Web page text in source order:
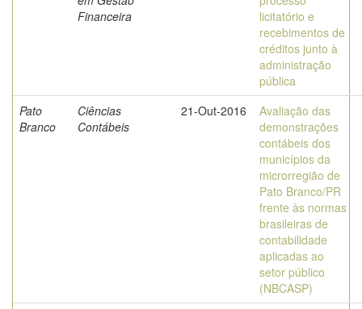
Financeira
licitatório e
recebimentos de
créditos junto à
administração
pública
Pato
Branco
Ciências
Contábeis
21-Out-2016
Avaliação das
demonstrações
contábeis dos
municípios da
microrregião de
Pato Branco/PR
frente às normas
brasileiras de
contabilidade
aplicadas ao
setor público
(NBCASP)